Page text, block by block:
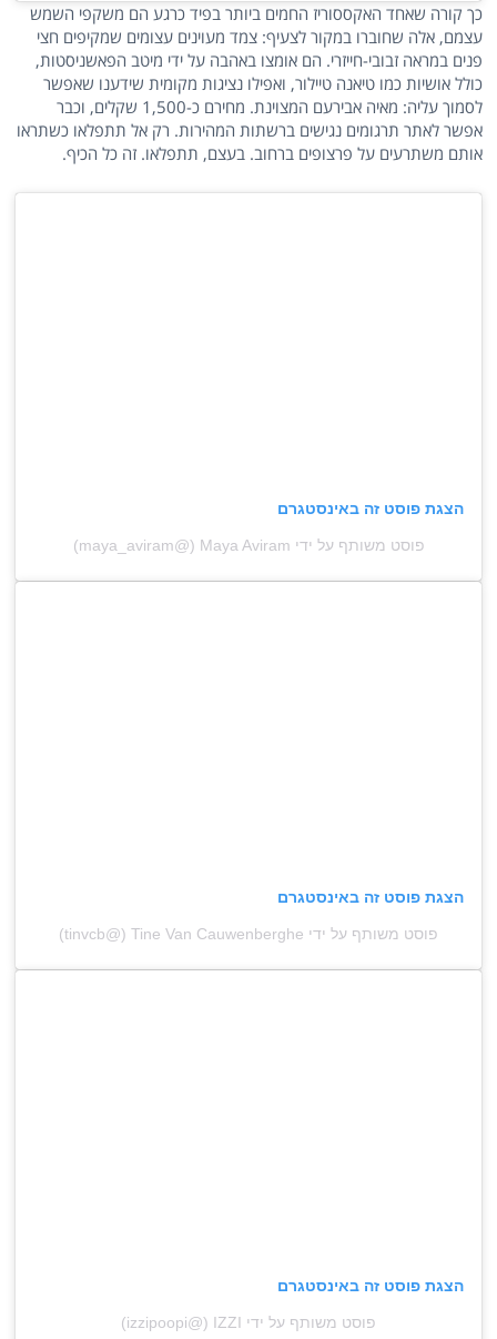
כך קורה שאחד האקססוריז החמים ביותר בפיד כרגע הם משקפי השמש
עצמם, אלה שחוברו במקור לצעיף: צמד מעוינים עצומים שמקיפים חצי
פנים במראה זבובי-חייזרי. הם אומצו באהבה על ידי מיטב הפאשניסטות,
כולל אושיות כמו טיאנה טיילור, ואפילו נציגות מקומית שידענו שאפשר
לסמוך עליה: מאיה אבירעם המצוינת. מחירם כ-1,500 שקלים, וכבר
אפשר לאתר תרגומים נגישים ברשתות המהירות. רק אל תתפלאו כשתראו
אותם משתרעים על פרצופים ברחוב. בעצם, תתפלאו. זה כל הכיף.
הצגת פוסט זה באינסטגרם
פוסט משותף על ידי ‏‎Maya Aviram‎‏ (@‏‎maya_aviram‎‏)
הצגת פוסט זה באינסטגרם
פוסט משותף על ידי ‏‎Tine Van Cauwenberghe‎‏ (@‏‎tinvcb‎‏)
הצגת פוסט זה באינסטגרם
פוסט משותף על ידי ‏‎IZZI‎‏ (@‏‎izzipoopi‎‏)